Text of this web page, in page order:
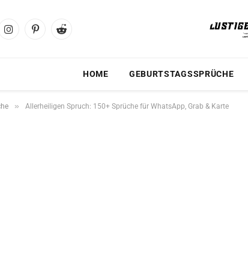
InstagramPinterestReddit
HOME GEBURTSTAGSSPRÜCHE
» Allerheiligen Spruch: 150+ Sprüche für WhatsApp, Grab & Karte